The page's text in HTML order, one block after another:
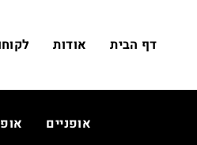
דף הבית אודות
אופניים